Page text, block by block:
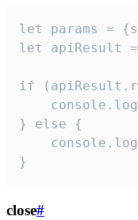
let params =
let apiResult =
if
} else {
}
close#